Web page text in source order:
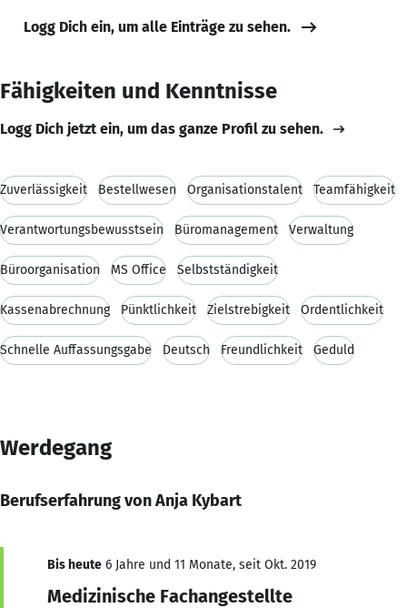
Logg Dich ein, um alle Einträge zu sehen.
Fähigkeiten und Kenntnisse
Logg Dich jetzt ein, um das ganze Profil zu sehen.
Zuverlässigkeit Bestellwesen Organisationstalent Teamfähigkeit
Verantwortungsbewusstsein Büromanagement Verwaltung
Büroorganisation MS Office Selbstständigkeit
Kassenabrechnung Pünktlichkeit Zielstrebigkeit Ordentlichkeit
Schnelle Auffassungsgabe Deutsch Freundlichkeit Geduld
Werdegang
Berufserfahrung von Anja Kybart
Bis heute 6 Jahre und 11 Monate, seit Okt. 2019
Medizinische Fachangestellte